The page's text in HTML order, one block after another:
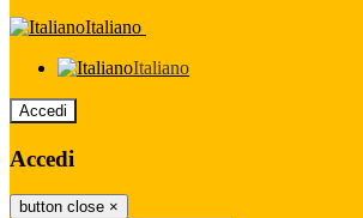
Italiano
Italiano
Accedi
Accedi
button close ×